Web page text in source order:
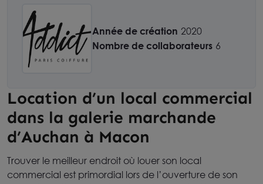
Année de création 2020
Nombre de collaborateurs 6
Location d’un local commercial
dans la galerie marchande
d’Auchan à Macon
Trouver le meilleur endroit où louer son local
commercial est primordial lors de l’ouverture de son